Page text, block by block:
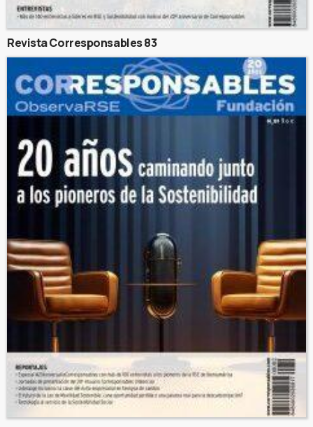
Revista Corresponsables 83